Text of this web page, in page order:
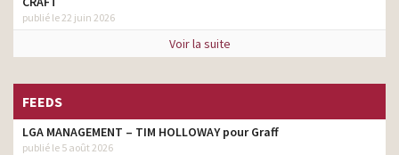
publié le 22 juin 2026
Voir la suite
FEEDS
LGA MANAGEMENT – TIM HOLLOWAY pour Graff
publié le 5 août 2026